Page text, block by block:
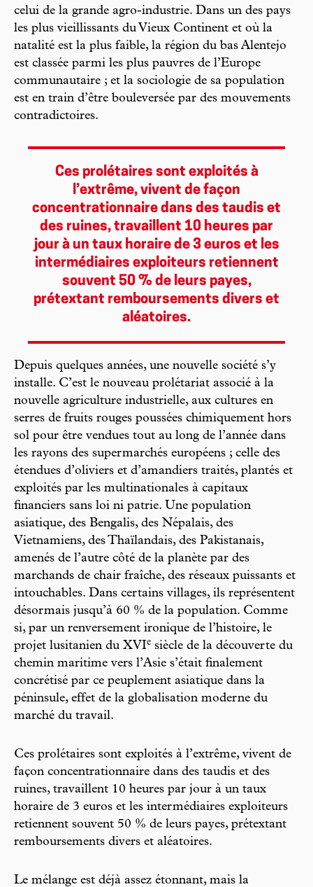
celui de la grande agro-industrie. Dans un des pays
les plus vieillissants du Vieux Continent et où la
natalité est la plus faible, la région du bas Alentejo
est classée parmi les plus pauvres de l’Europe
communautaire ; et la sociologie de sa population
est en train d’être bouleversée par des mouvements
contradictoires.
Ces prolétaires sont exploités à
l’extrême, vivent de façon
concentrationnaire dans des taudis et
des ruines, travaillent 10 heures par
jour à un taux horaire de 3 euros et les
intermédiaires exploiteurs retiennent
souvent 50 % de leurs payes,
prétextant remboursements divers et
aléatoires.
Depuis quelques années, une nouvelle société s’y
installe. C’est le nouveau prolétariat associé à la
nouvelle agriculture industrielle, aux cultures en
serres de fruits rouges poussées chimiquement hors
sol pour être vendues tout au long de l’année dans
les rayons des supermarchés européens ; celle des
étendues d’oliviers et d’amandiers traités, plantés et
exploités par les multinationales à capitaux
financiers sans loi ni patrie. Une population
asiatique, des Bengalis, des Népalais, des
Vietnamiens, des Thaïlandais, des Pakistanais,
amenés de l’autre côté de la planète par des
marchands de chair fraîche, des réseaux puissants et
intouchables. Dans certains villages, ils représentent
désormais jusqu’à 60 % de la population. Comme
si, par un renversement ironique de l’histoire, le
projet lusitanien du XVIe siècle de la découverte du
chemin maritime vers l’Asie s’était finalement
concrétisé par ce peuplement asiatique dans la
péninsule, effet de la globalisation moderne du
marché du travail.
Ces prolétaires sont exploités à l’extrême, vivent de
façon concentrationnaire dans des taudis et des
ruines, travaillent 10 heures par jour à un taux
horaire de 3 euros et les intermédiaires exploiteurs
retiennent souvent 50 % de leurs payes, prétextant
remboursements divers et aléatoires.
Le mélange est déjà assez étonnant, mais la